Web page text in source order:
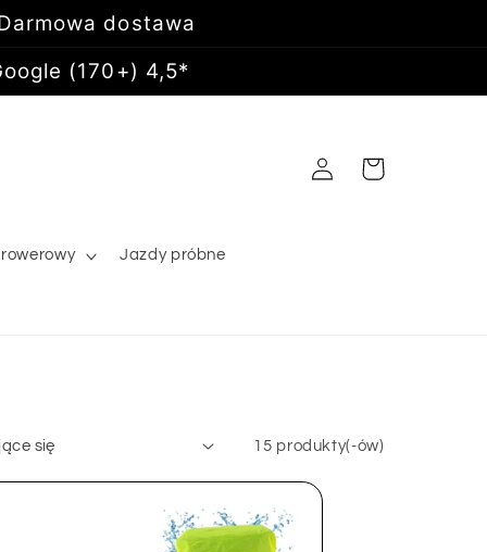
dostawa
(170+) 4,5*
Jazdy próbne
Zaloguj
się
Koszyk
15 produkty(-ów)